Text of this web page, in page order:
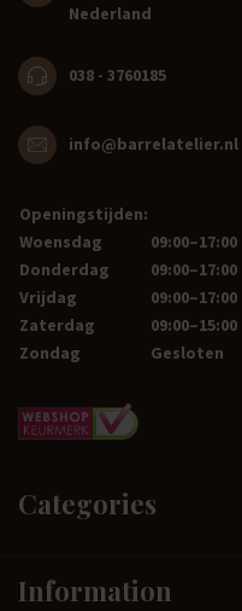
Nederland
038 - 3760185
info@barrelatelier.nl
Openingstijden:
Woensdag
09:00–17:00
Donderdag
09:00–17:00
Vrijdag
09:00–17:00
Zaterdag
09:00–15:00
Zondag
Gesloten
Categories
Information